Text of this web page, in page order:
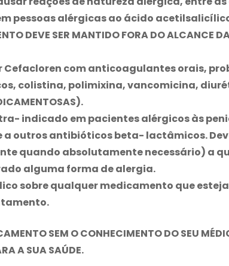
pessoas alérgicas ao ácido
DEVE SER MANTIDO FORA DO ALCANCE
Cefacloren com anticoagulantes orais,
colistina, polimixina, vancomicina,
indicado em pacientes alérgicos às
a outros antibióticos beta- lactâmicos.
quando absolutamente necessário) a
alguma forma de alergia.
sobre qualquer medicamento que
SEM O CONHECIMENTO DO SEU
A SUA SAÚDE.